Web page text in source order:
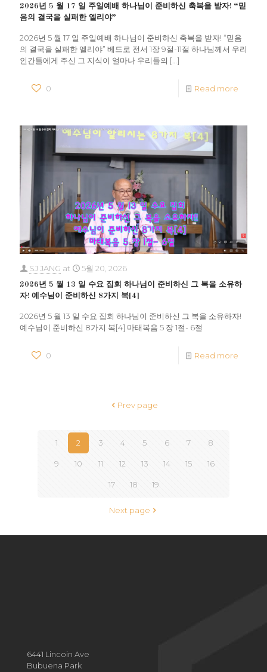
2026년 5 월 17 일 주일예배 하나님이 준비하신 축복을 받자! “믿
음의 결국을 실패한 엘리야”
2026년 5 월 17 일 주일예배 하나님이 준비하신 축복을 받자! “믿음
의 결국을 실패한 엘리야” 베드로 전서 1장 9절-11절 하나님께서 우리
인간들에게 주신 그 지식이 얼마나 우리들의 […]
0 Read more
SJ JANG at 5월 20, 2026
2026년 5 월 13 일 수요 집회 하나님이 준비하신 그 복을 소유하
자! 예수님이 준비하신 8가지 복[4]
2026년 5 월 13 일 수요 집회 하나님이 준비하신 그 복을 소유하자!
예수님이 준비하신 8가지 복[4] 마태복음 5 장 1절- 6절
0 Read more
Prev page
1 2 3 4 5 6 7 8
9 10 11 12 13 14 15 16
17 18 19
Next page
6441 Lincoin Ave
Bubuena Park